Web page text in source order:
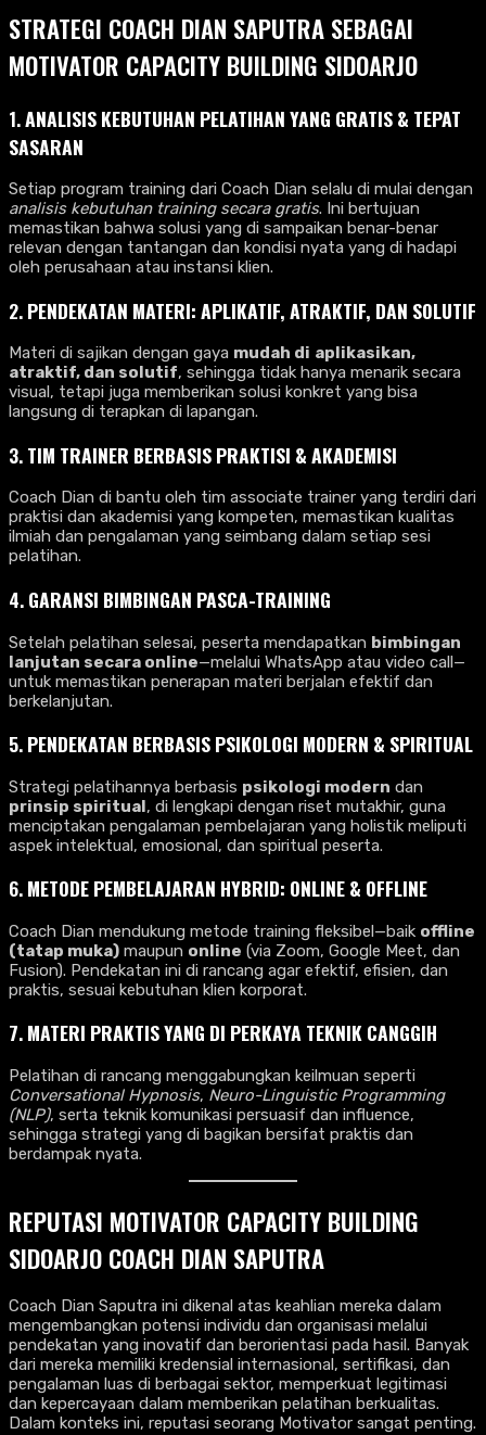
STRATEGI COACH DIAN SAPUTRA SEBAGAI
MOTIVATOR CAPACITY BUILDING SIDOARJO
1.ANALISIS KEBUTUHAN PELATIHAN YANG GRATIS & TEPAT
SASARAN
Setiap program training dari Coach Dian selalu di mulai dengan
analisis kebutuhan training secara gratis. Ini bertujuan
memastikan bahwa solusi yang di sampaikan benar-benar
relevan dengan tantangan dan kondisi nyata yang di hadapi
oleh perusahaan atau instansi klien.
2.PENDEKATAN MATERI: APLIKATIF, ATRAK­TIF, DAN SOLUTIF
Materi di sajikan dengan gaya mudah di aplikasikan,
atraktif, dan solutif, sehingga tidak hanya menarik secara
visual, tetapi juga memberikan solusi konkret yang bisa
langsung di terapkan di lapangan.
3.TIM TRAINER BERBASIS PRAKTISI & AKADEMISI
Coach Dian di bantu oleh tim associate trainer yang terdiri dari
praktisi dan akademisi yang kompeten, memastikan kualitas
ilmiah dan pengalaman yang seimbang dalam setiap sesi
pelatihan.
4.GARANSI BIMBINGAN PASCA-TRAINING
Setelah pelatihan selesai, peserta mendapatkan bimbingan
lanjutan secara online—melalui WhatsApp atau video call—
untuk memastikan penerapan materi berjalan efektif dan
berkelanjutan.
5.PENDEKATAN BERBASIS PSIKOLOGI MODERN & SPIRITUAL
Strategi pelatihannya berbasis psikologi modern dan
prinsip spiritual, di lengkapi dengan riset mutakhir, guna
menciptakan pengalaman pembelajaran yang holistik meliputi
aspek intelektual, emosional, dan spiritual peserta.
6.METODE PEMBELAJARAN HYBRID: ONLINE & OFFLINE
Coach Dian mendukung metode training fleksibel—baik offline
(tatap muka) maupun online (via Zoom, Google Meet, dan
Fusion). Pendekatan ini di rancang agar efektif, efisien, dan
praktis, sesuai kebutuhan klien korporat.
7.MATERI PRAKTIS YANG DI PERKAYA TEKNIK CANGGIH
Pelatihan di rancang menggabungkan keilmuan seperti
Conversational Hypnosis, Neuro-Linguistic Programming
(NLP), serta teknik komunikasi persuasif dan influence,
sehingga strategi yang di bagikan bersifat praktis dan
berdampak nyata.
REPUTASI MOTIVATOR CAPACITY BUILDING
SIDOARJO COACH DIAN SAPUTRA
Coach Dian Saputra ini dikenal atas keahlian mereka dalam
mengembangkan potensi individu dan organisasi melalui
pendekatan yang inovatif dan berorientasi pada hasil. Banyak
dari mereka memiliki kredensial internasional, sertifikasi, dan
pengalaman luas di berbagai sektor, memperkuat legitimasi
dan kepercayaan dalam memberikan pelatihan berkualitas.
Dalam konteks ini, reputasi seorang Motivator sangat penting.